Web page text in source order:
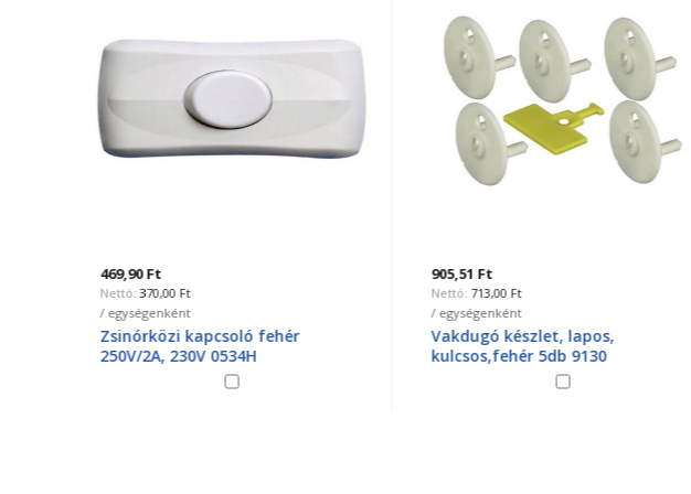
905,51 Ft
713,00 Ft
/ egységenként
Vakdugó készlet, lapos,
kulcsos,fehér 5db 9130
1 089,66 Ft
858,00 Ft
/ egységenként
Vakdugó készlet, öntapadófehér
5db 29030105